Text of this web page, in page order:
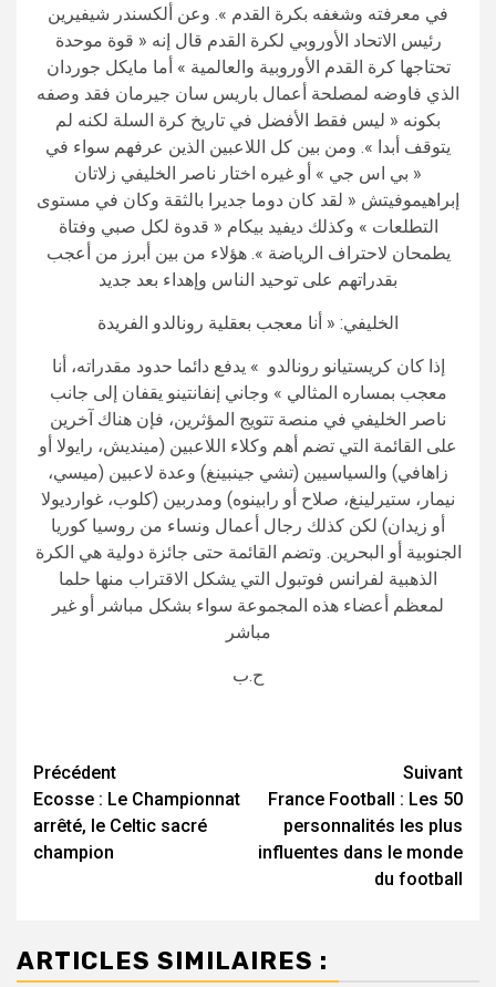
في معرفته وشغفه بكرة القدم ». وعن ألكسندر شيفيرين
رئيس الاتحاد الأوروبي لكرة القدم قال إنه « قوة موحدة
تحتاجها كرة القدم الأوروبية والعالمية » أما مايكل جوردان
الذي فاوضه لمصلحة أعمال باريس سان جيرمان فقد وصفه
بكونه « ليس فقط الأفضل في تاريخ كرة السلة لكنه لم
يتوقف أبدا ». ومن بين كل اللاعبين الذين عرفهم سواء في
« بي اس جي » أو غيره اختار ناصر الخليفي زلاتان
إبراهيموفيتش « لقد كان دوما جديرا بالثقة وكان في مستوى
التطلعات » وكذلك ديفيد بيكام « قدوة لكل صبي وفتاة
يطمحان لاحتراف الرياضة ». هؤلاء من بين أبرز من أعجب
بقدراتهم على توحيد الناس وإهداء بعد جديد
الخليفي: « أنا معجب بعقلية رونالدو الفريدة
إذا كان كريستيانو رونالدو » يدفع دائما حدود مقدراته، أنا
معجب بمساره المثالي » وجاني إنفانتينو يقفان إلى جانب
ناصر الخليفي في منصة تتويج المؤثرين، فإن هناك آخرين
على القائمة التي تضم أهم وكلاء اللاعبين (مينديش، رايولا أو
زاهافي) والسياسيين (تشي جينبينغ) وعدة لاعبين (ميسي،
نيمار، ستيرلينغ، صلاح أو رابينوه) ومدربين (كلوب، غوارديولا
أو زيدان) لكن كذلك رجال أعمال ونساء من روسيا كوريا
الجنوبية أو البحرين. وتضم القائمة حتى جائزة دولية هي الكرة
الذهبية لفرانس فوتبول التي يشكل الاقتراب منها حلما
لمعظم أعضاء هذه المجموعة سواء بشكل مباشر أو غير
مباشر
ح.ب
Navigation
d’article
Précédent
Ecosse : Le Championnat
arrêté, le Celtic sacré
champion
Suivant
France Football : Les 50
personnalités les plus
influentes dans le monde
du football
ARTICLES SIMILAIRES :